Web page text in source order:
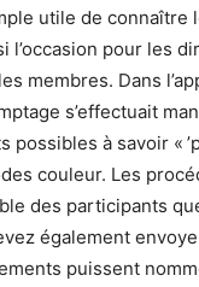
utile de
l’occasion pour les
membres. Dans
s’effectuait
à savoir «
couleur. Les
des participants
également
puissent